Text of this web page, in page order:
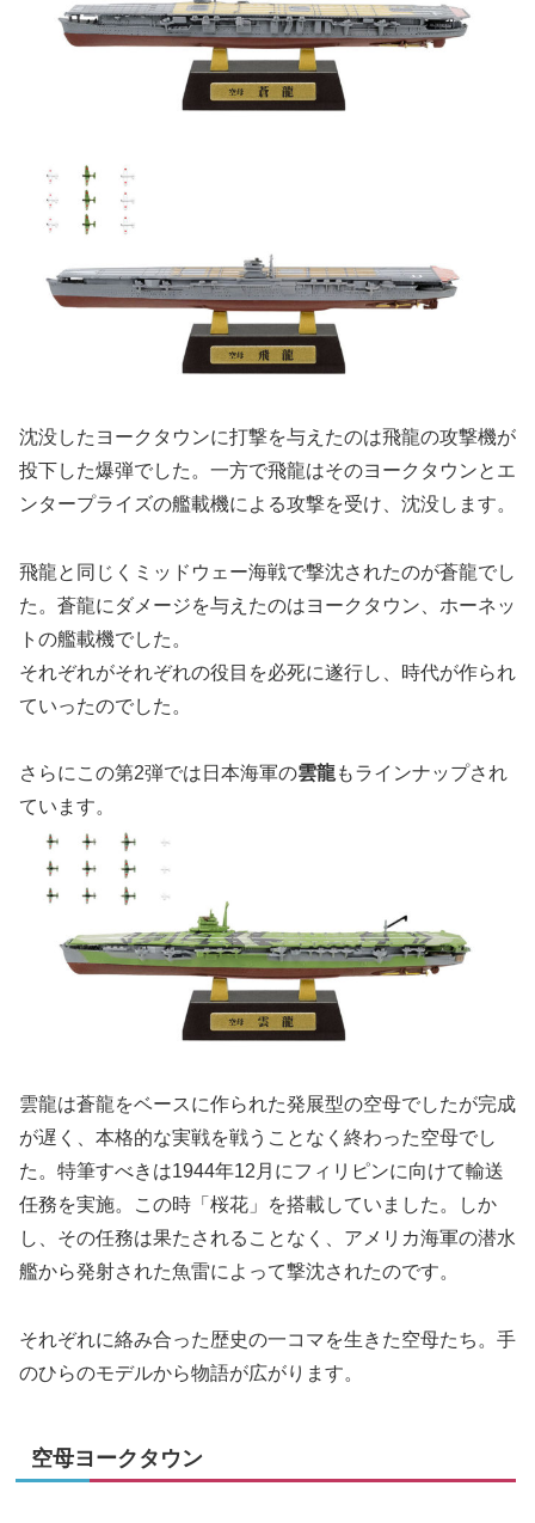
沈没したヨークタウンに打撃を与えたのは飛龍の攻撃機が
投下した爆弾でした。一方で飛龍はそのヨークタウンとエ
ンタープライズの艦載機による攻撃を受け、沈没します。
飛龍と同じくミッドウェー海戦で撃沈されたのが蒼龍でし
た。蒼龍にダメージを与えたのはヨークタウン、ホーネッ
トの艦載機でした。
それぞれがそれぞれの役目を必死に遂行し、時代が作られ
ていったのでした。
さらにこの第2弾では日本海軍の雲龍もラインナップされ
ています。
雲龍は蒼龍をベースに作られた発展型の空母でしたが完成
が遅く、本格的な実戦を戦うことなく終わった空母でし
た。特筆すべきは1944年12月にフィリピンに向けて輸送
任務を実施。この時「桜花」を搭載していました。しか
し、その任務は果たされることなく、アメリカ海軍の潜水
艦から発射された魚雷によって撃沈されたのです。
それぞれに絡み合った歴史の一コマを生きた空母たち。手
のひらのモデルから物語が広がります。
空母ヨークタウン